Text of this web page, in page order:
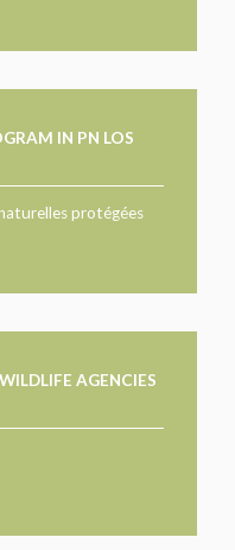
IN PN LOS
protégées
AGENCIES